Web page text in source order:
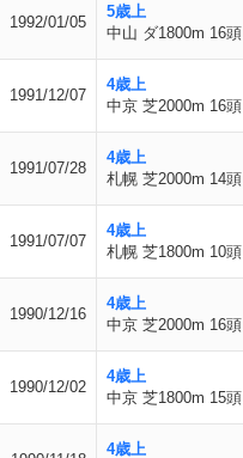
1992/01/05
5歳上
中山 ダ1800m 16頭
1991/12/07
4歳上
中京 芝2000m 16頭
1991/07/28
4歳上
札幌 芝2000m 14頭
1991/07/07
4歳上
札幌 芝1800m 10頭
1990/12/16
4歳上
中京 芝2000m 16頭
1990/12/02
4歳上
中京 芝1800m 15頭
4歳上